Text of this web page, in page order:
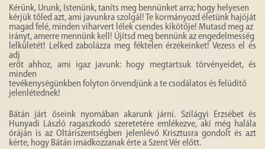
Kérünk, Urunk, Istenünk, taníts meg bennünket arra; hogy helyesen
kérjük tőled azt, ami javunkra szolgál! Te kormányozd életünk hajóját
magad felé, minden viharvert lélek csendes kikötője! Mutasd meg az
irányt, amerre mennünk kell! Újítsd meg bennünk az engedelmesség
lelkületét! Lelked zabolázza meg féktelen érzékeinket! Vezess el és
adj
erőt ahhoz, ami igaz javunk: hogy megtartsuk törvényeidet, és
minden
tevékenységünkben folyton örvendjünk a te csodálatos és felüdítő
jelenlétednek!
Bátán járt őseink nyomában akarunk járni. Szilágyi Erzsébet és
Hunyadi László ragaszkodó szeretetére emlékezve, aki még halála
óráján is az Oltáriszentségben jelenlévő Krisztusra gondolt és azt
kérte, hogy Bátán imádkozzanak érte a Szent Vér előtt.